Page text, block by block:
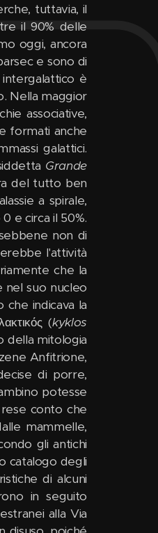
tuttavia, il
il 90% delle
oggi, ancora
e sono di
è
Nella maggior
associative,
formati anche
galattici.
Grande
del tutto ben
a spirale,
e circa il 50%.
non di
l'attività
che la
nel suo nucleo
che indicava la
(kyklos
della mitologia
Anfitrione,
di porre,
potesse
conto che
mammelle,
gli antichi
catalogo degli
di alcuni
in seguito
alla Via